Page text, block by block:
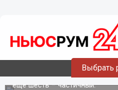
Выбрать
19.05.202013:48
Капремонт проведут
нижегородских
Четыре учебных учреждения
еще шесть – частичный.